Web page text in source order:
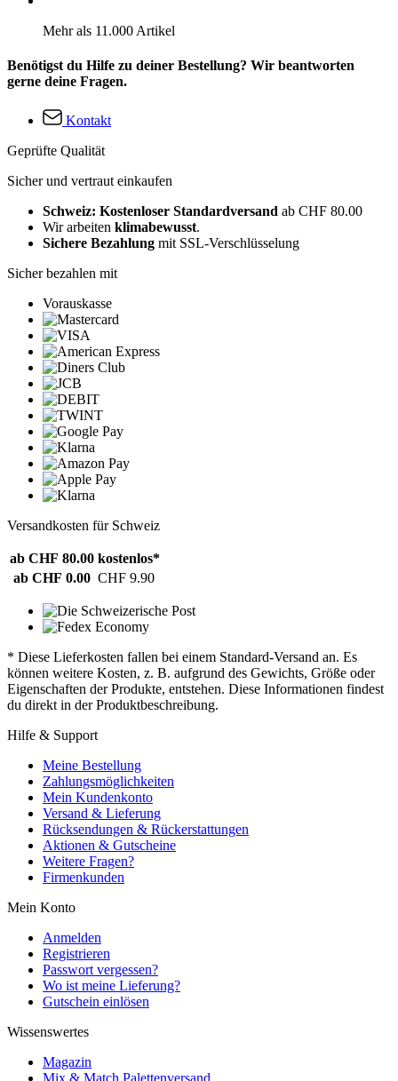
Mehr als 11.000 Artikel
Benötigst du Hilfe zu deiner Bestellung? Wir beantworten
gerne deine Fragen.
Kontakt
Geprüfte Qualität
Sicher und vertraut einkaufen
Schweiz: Kostenloser Standardversand ab CHF 80.00
Wir arbeiten klimabewusst.
Sichere Bezahlung mit SSL-Verschlüsselung
Sicher bezahlen mit
Vorauskasse
Versandkosten für Schweiz
ab CHF 80.00 kostenlos*
ab CHF 0.00 CHF 9.90
* Diese Lieferkosten fallen bei einem Standard-Versand an. Es
können weitere Kosten, z. B. aufgrund des Gewichts, Größe oder
Eigenschaften der Produkte, entstehen. Diese Informationen findest
du direkt in der Produktbeschreibung.
Hilfe & Support
Meine Bestellung
Zahlungsmöglichkeiten
Mein Kundenkonto
Versand & Lieferung
Rücksendungen & Rückerstattungen
Aktionen & Gutscheine
Weitere Fragen?
Firmenkunden
Mein Konto
Anmelden
Registrieren
Passwort vergessen?
Wo ist meine Lieferung?
Gutschein einlösen
Wissenswertes
Magazin
Mix & Match Palettenversand